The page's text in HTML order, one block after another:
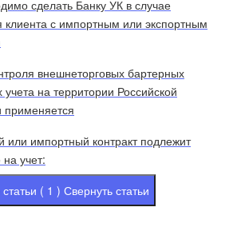
сделать Банку УК в случае
с импортным или экспортным
внешнеторговых бартерных
учета на территории Российской
или импортный контракт подлежит
на учет:
( 1 ) Свернуть статьи